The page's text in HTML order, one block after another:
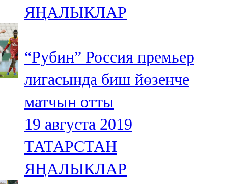
ЯҢАЛЫКЛАР
“Рубин” Россия премьер
лигасында биш йөзенче
матчын отты
19 августа 2019
ТАТАРСТАН
ЯҢАЛЫКЛАР